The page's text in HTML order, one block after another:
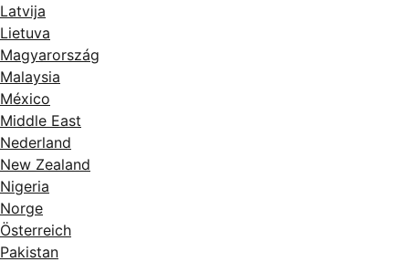
Latvija
Lietuva
Magyarország
Malaysia
México
Middle East
Nederland
New Zealand
Nigeria
Norge
Österreich
Pakistan